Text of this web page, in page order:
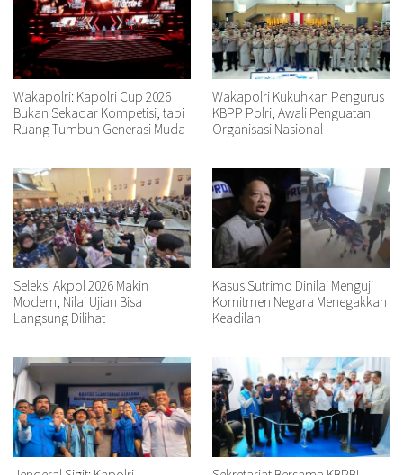
Wakapolri: Kapolri Cup 2026
Bukan Sekadar Kompetisi, tapi
Ruang Tumbuh Generasi Muda
Wakapolri Kukuhkan Pengurus
KBPP Polri, Awali Penguatan
Organisasi Nasional
Seleksi Akpol 2026 Makin
Modern, Nilai Ujian Bisa
Langsung Dilihat
Kasus Sutrimo Dinilai Menguji
Komitmen Negara Menegakkan
Keadilan